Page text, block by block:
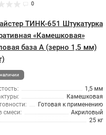
0
ТИНК-651 Штукатурка
«Камешковая»
база A (зерно 1,5 мм)
1,5 мм
Камешковая
Готовая к применению
смеси:
Акриловый
25 кг